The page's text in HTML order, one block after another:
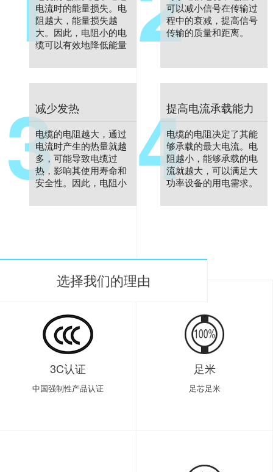
电流时的能量损失。电
阻越大，能量损失越
大。因此，电阻小的电
缆可以有效地降低能量
效率。
可以减小信号在传输过
程中的衰减，提高信号
传输的质量和距离。
3减少发热
电缆的电阻越大，通过
电流时产生的热量就越
多，可能导致电缆过
热，影响其使用寿命和
安全性。因此，电阻小
提高电缆的使用寿命和
4提高电流承载能力
电缆的电阻决定了其能
够承载的最大电流。电
阻越小，能够承载的电
流就越大，可以满足大
功率设备的用电需求。
选择我们的理由
3C认证
中国强制性产品认证
足米
足芯足米